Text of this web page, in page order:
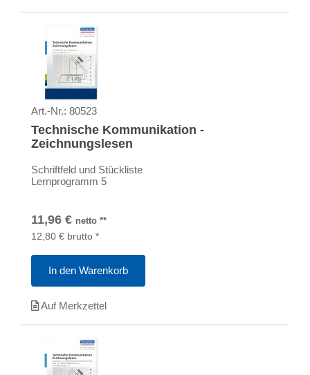
Art.-Nr.: 80523
Technische Kommunikation -
Zeichnungslesen
Schriftfeld und Stückliste
Lernprogramm 5
11,96 € netto **
12,80 € brutto *
In den Warenkorb
Auf Merkzettel